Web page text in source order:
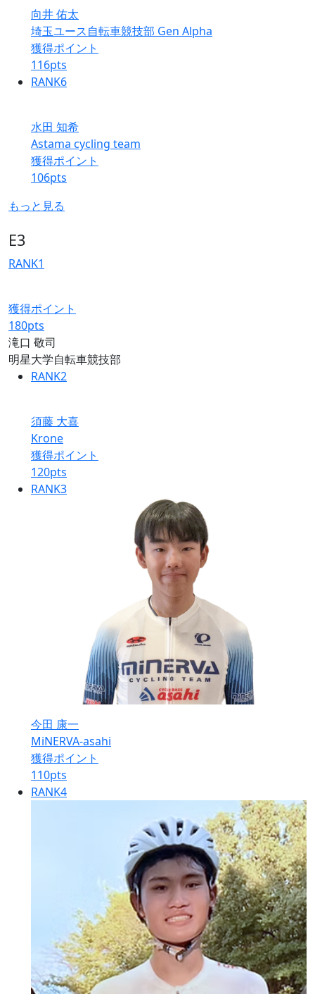
向井 佑太
埼玉ユース自転車競技部 Gen Alpha
獲得ポイント
116pts
RANK6
水田 知希
Astama cycling team
獲得ポイント
106pts
もっと見る
E3
RANK1
獲得ポイント
180pts
滝口 敬司
明星大学自転車競技部
RANK2
須藤 大喜
Krone
獲得ポイント
120pts
RANK3
今田 康一
MiNERVA-asahi
獲得ポイント
110pts
RANK4